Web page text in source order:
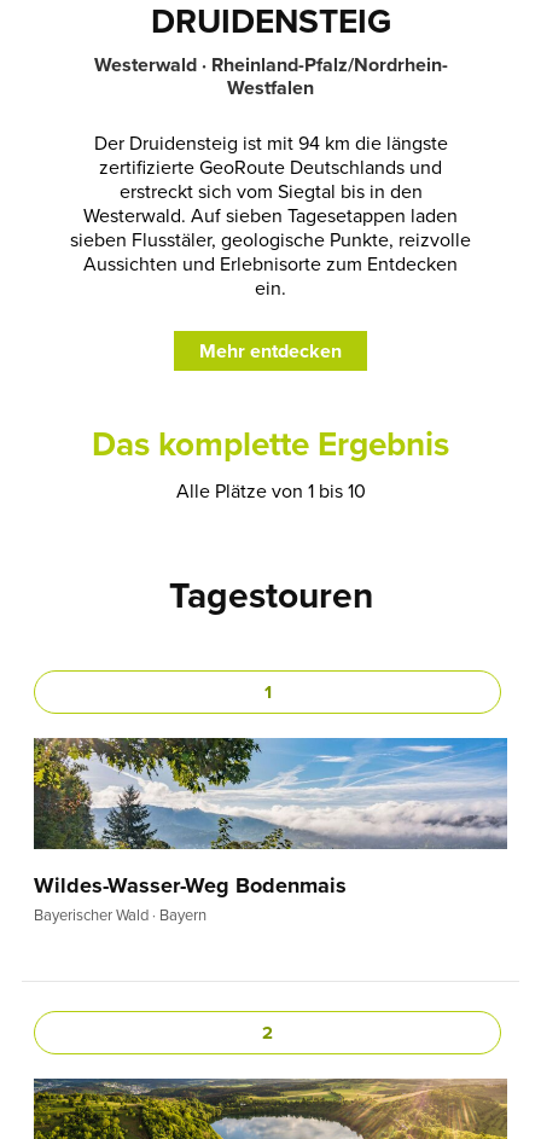
DRUIDENSTEIG
Westerwald · Rheinland-Pfalz/Nordrhein-
Westfalen
Der Druidensteig ist mit 94 km die längste
zertifizierte GeoRoute Deutschlands und
erstreckt sich vom Siegtal bis in den
Westerwald. Auf sieben Tagesetappen laden
sieben Flusstäler, geologische Punkte, reizvolle
Aussichten und Erlebnisorte zum Entdecken
ein.
Mehr entdecken
Das komplette Ergebnis
Alle Plätze von 1 bis 10
Tagestouren
1
Wildes-Wasser-Weg Bodenmais
Bayerischer Wald · Bayern
2